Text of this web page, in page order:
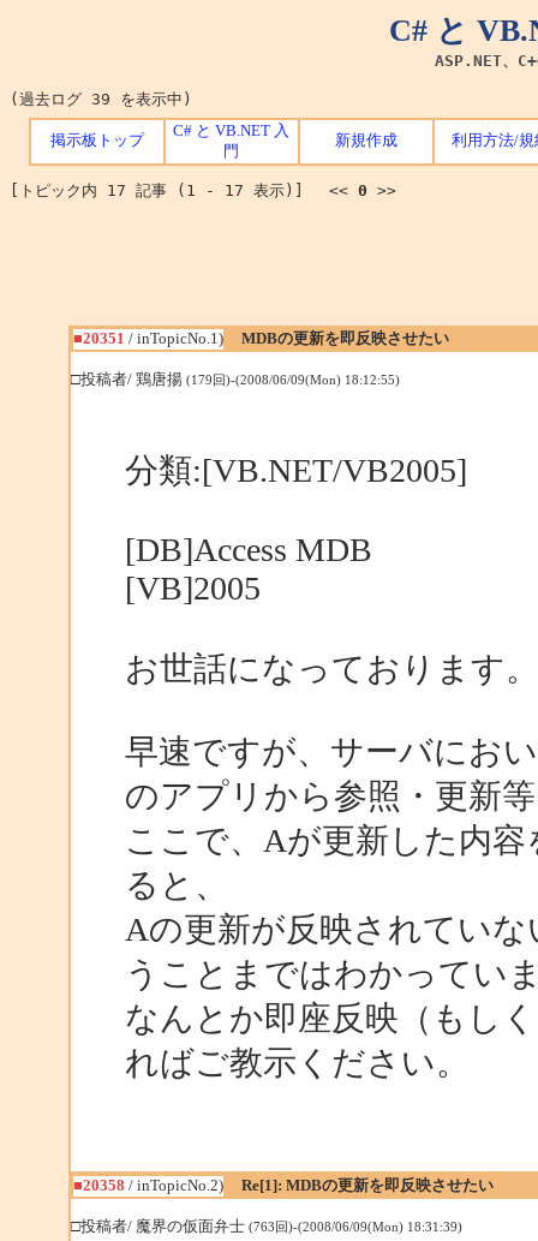
C# と
ASP.NET、
(過去ログ 39 を表示中)
掲示板トップ
C# と VB.NET 入
門
新規作成 利用方法/規
[トピック内 17 記事 (1 - 17 表示)] << 0 >>
■20351 / inTopicNo.1) MDBの更新を即反映させたい
□投稿者/ 鶏唐揚 (179回)-(2008/06/09(Mon) 18:12:55)
分類:[VB.NET/VB2005]
[DB]Access MDB
[VB]2005
お世話になっております。
早速ですが、サーバにお
のアプリから参照・更新
ここで、Aが更新した内
ると、
Aの更新が反映されてい
うことまではわかってい
なんとか即座反映（もし
ればご教示ください。
■20358 / inTopicNo.2) Re[1]: MDBの更新を即反映させたい
□投稿者/ 魔界の仮面弁士 (763回)-(2008/06/09(Mon) 18:31:39)